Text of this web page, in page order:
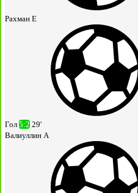
Рахман Е
Гол 5:2 29'
Валиуллин А